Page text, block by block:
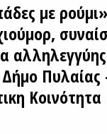
με
Πυλαίας
Κοινότητα